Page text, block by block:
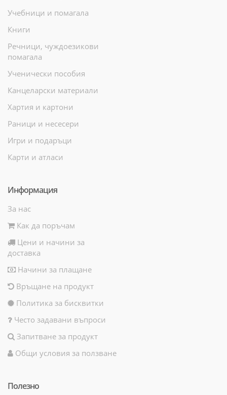
Учебници и помагала
Книги
Речници, чуждоезикови
помагала
Ученически пособия
Канцеларски материали
Хартия и картони
Раници и несесери
Игри и подаръци
Карти и атласи
Информация
За нас
Как да поръчам
Цени и начини за
доставка
Начини за плащане
Връщане на продукт
Политика за бисквитки
Често задавани въпроси
Запитване за продукт
Общи условия за ползване
Полезно